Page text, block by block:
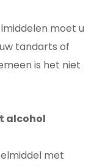
moet u
tandarts of
is het niet
alcohol
met